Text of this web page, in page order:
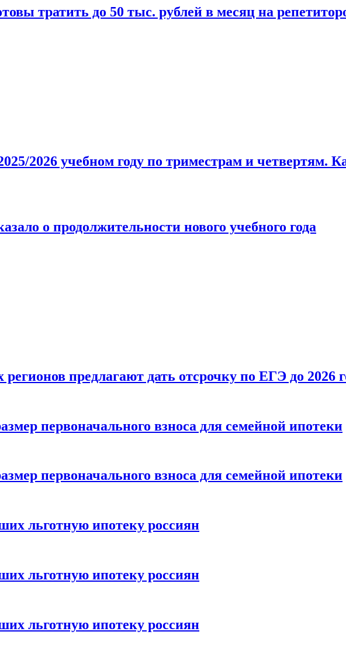
тратить до 50 тыс. рублей в месяц на
2026 учебном году по триместрам и четвертям.
о продолжительности нового учебного года
предлагают дать отсрочку по ЕГЭ до 2026
первоначального взноса для семейной ипотеки
первоначального взноса для семейной ипотеки
льготную ипотеку россиян
льготную ипотеку россиян
льготную ипотеку россиян